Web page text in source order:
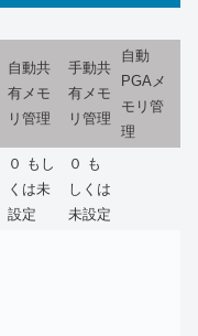
自動共
有メモ
リ管理
手動共
有メモ
リ管理
自動
PGAメ
モリ管
理
０ もし
くは未
設定
０ も
しくは
未設定